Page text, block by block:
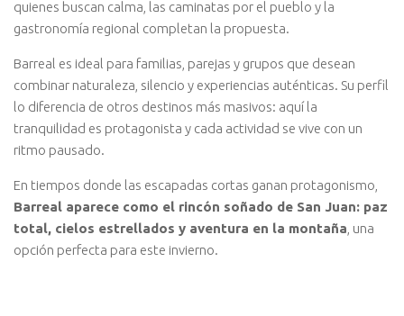
quienes buscan calma, las caminatas por el pueblo y la
gastronomía regional completan la propuesta.
Barreal es ideal para familias, parejas y grupos que desean
combinar naturaleza, silencio y experiencias auténticas. Su perfil
lo diferencia de otros destinos más masivos: aquí la
tranquilidad es protagonista y cada actividad se vive con un
ritmo pausado.
En tiempos donde las escapadas cortas ganan protagonismo,
Barreal aparece como el rincón soñado de San Juan: paz
total, cielos estrellados y aventura en la montaña , una
opción perfecta para este invierno.